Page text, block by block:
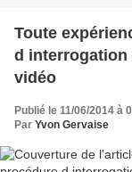
Toute
d interrogation
vidéo
Publié le 11/06/2014 à
Par Yvon Gervaise